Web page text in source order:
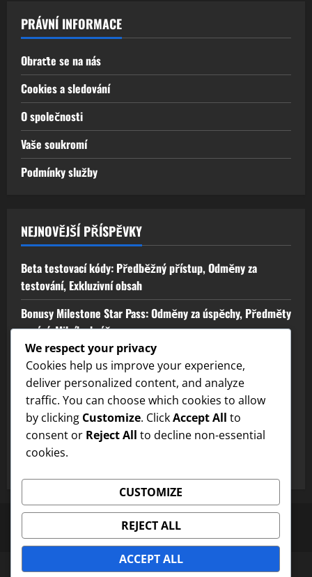
PRÁVNÍ INFORMACE
Obraťte se na nás
Cookies a sledování
O společnosti
Vaše soukromí
Podmínky služby
NEJNOVĚJŠÍ PŘÍSPĚVKY
Beta testovací kódy: Předběžný přístup, Odměny za
testování, Exkluzivní obsah
Bonusy Milestone Star Pass: Odměny za úspěchy, Předměty
uznání, Milníky hráče
Ceny za tokeny startovací akce: Bonusy pro začátečníky,
Úvodní nabídky, Odměny pro nové hráče
Ocenění za tokeny zpětné vazby: Návrhy hráčů, Příspěvky
komunity, Úpravy odměn
Ceny tokenů za událost zpětné vazby: Zapojení hráčů,
Obraťte se na nás
Cookies a sledování
O společnosti
Vaše soukromí Podmínky služby
Copyright © All rights reserved. by AF
We respect your privacy
Cookies help us improve your experience,
deliver personalized content, and analyze
traffic. You can choose which cookies to allow
by clicking Customize. ClickAccept All to
consent or Reject All to decline non-essential
cookies.
CUSTOMIZE
REJECT ALL
ACCEPT ALL